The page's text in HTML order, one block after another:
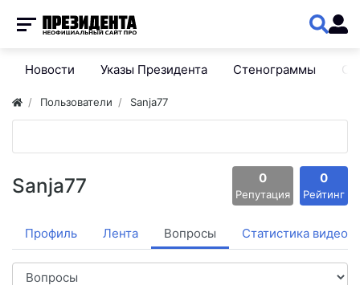
Новости Указы Президента Стенограммы
Пользователи Sanja77
Sanja77 0
Репутация
0
Рейтинг
Профиль Лента Вопросы Статистика видео